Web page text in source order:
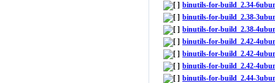
binutils-for-build_2.34-
binutils-for-build_2.38-
binutils-for-build_2.38-
binutils-for-build_2.42-
binutils-for-build_2.42-
binutils-for-build_2.42-
binutils-for-build_2.44-